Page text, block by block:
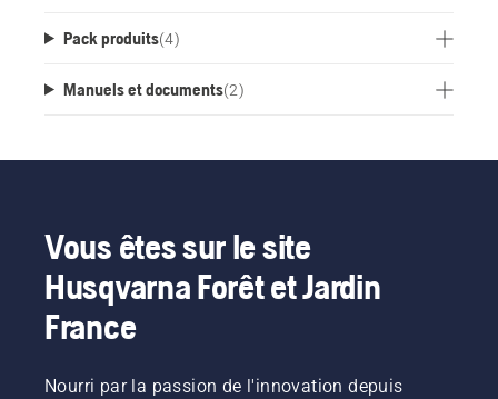
Pack produits(4)
Manuels et documents(2)
Vous êtes sur le site
Husqvarna Forêt et Jardin
France
Nourri par la passion de l'innovation depuis